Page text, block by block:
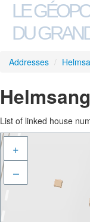
LE
DU
Addresses /
List of linked house
+
–